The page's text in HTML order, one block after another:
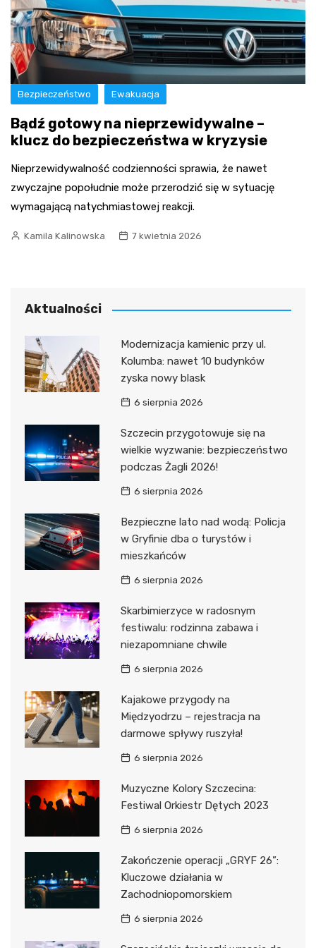
Bezpieczeństwo Ewakuacja
Bądź gotowy na nieprzewidywalne –
klucz do bezpieczeństwa w kryzysie
Nieprzewidywalność codzienności sprawia, że nawet
zwyczajne popołudnie może przerodzić się w sytuację
wymagającą natychmiastowej reakcji.
Kamila Kalinowska 7 kwietnia 2026
Aktualności
Modernizacja kamienic przy ul.
Kolumba: nawet 10 budynków
zyska nowy blask
6 sierpnia 2026
Szczecin przygotowuje się na
wielkie wyzwanie: bezpieczeństwo
podczas Żagli 2026!
6 sierpnia 2026
Bezpieczne lato nad wodą: Policja
w Gryfinie dba o turystów i
mieszkańców
6 sierpnia 2026
Skarbimierzyce w radosnym
festiwalu: rodzinna zabawa i
niezapomniane chwile
6 sierpnia 2026
Kajakowe przygody na
Międzyodrzu – rejestracja na
darmowe spływy ruszyła!
6 sierpnia 2026
Muzyczne Kolory Szczecina:
Festiwal Orkiestr Dętych 2023
6 sierpnia 2026
Zakończenie operacji „GRYF 26”:
Kluczowe działania w
Zachodniopomorskiem
6 sierpnia 2026